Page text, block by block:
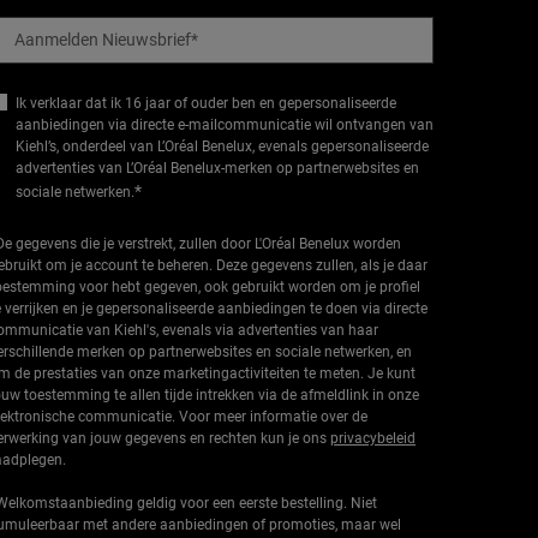
Aanmelden Nieuwsbrief*
Ik verklaar dat ik 16 jaar of ouder ben en gepersonaliseerde
aanbiedingen via directe e-mailcommunicatie wil ontvangen van
Kiehl’s, onderdeel van L’Oréal Benelux, evenals gepersonaliseerde
advertenties van L’Oréal Benelux-merken op partnerwebsites en
sociale netwerken.*
gegevens die je verstrekt, zullen door L'Oréal Benelux worden
om je account te beheren. Deze gegevens zullen, als je daar
voor hebt gegeven, ook gebruikt worden om je profiel
verrijken en je gepersonaliseerde aanbiedingen te doen via directe
van Kiehl's, evenals via advertenties van haar
merken op partnerwebsites en sociale netwerken, en
de prestaties van onze marketingactiviteiten te meten. Je kunt
toestemming te allen tijde intrekken via de afmeldlink in onze
communicatie. Voor meer informatie over de
van jouw gegevens en rechten kun je ons privacybeleid
geldig voor een eerste bestelling. Niet
met andere aanbiedingen of promoties, maar wel